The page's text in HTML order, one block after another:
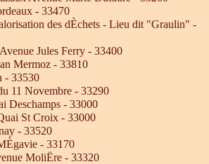
- 33470
des dÈchets - Lieu dit "Graulin" -
Jules Ferry - 33400
Mermoz - 33810
- 33530
11 Novembre - 33290
Deschamps - 33000
St Croix - 33000
- 33520
- 33170
MoliËre - 33320